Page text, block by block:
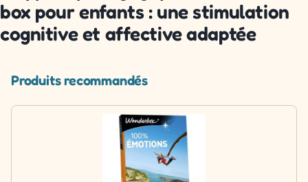
box pour enfants : une stimulation
cognitive et affective adaptée
Produits recommandés